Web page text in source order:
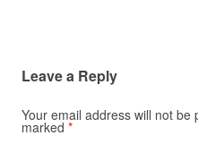
Leave a Reply
Your email address will not be
marked *